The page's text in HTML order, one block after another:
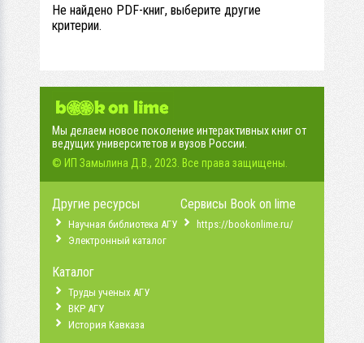
Не найдено PDF-книг, выберите другие
критерии.
Мы делаем новое поколение интерактивных книг от
ведущих университетов и вузов России.
© ИП Замылина Д.В., 2023. Все права защищены.
Другие ресурсы
Научная библиотека АГУ
Электронный каталог
Каталог
Труды ученых АГУ
ВКР АГУ
История Кавказа
Сервисы Book on lime
https://bookonlime.ru/